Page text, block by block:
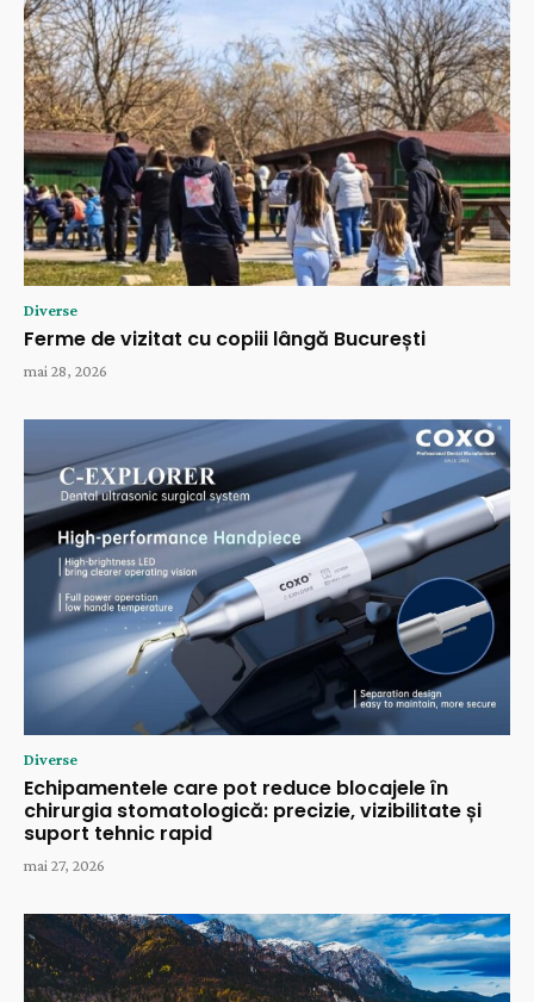
Diverse
Ferme de vizitat cu copiii lângă București
mai 28, 2026
Diverse
Echipamentele care pot reduce blocajele în
chirurgia stomatologică: precizie, vizibilitate și
suport tehnic rapid
mai 27, 2026